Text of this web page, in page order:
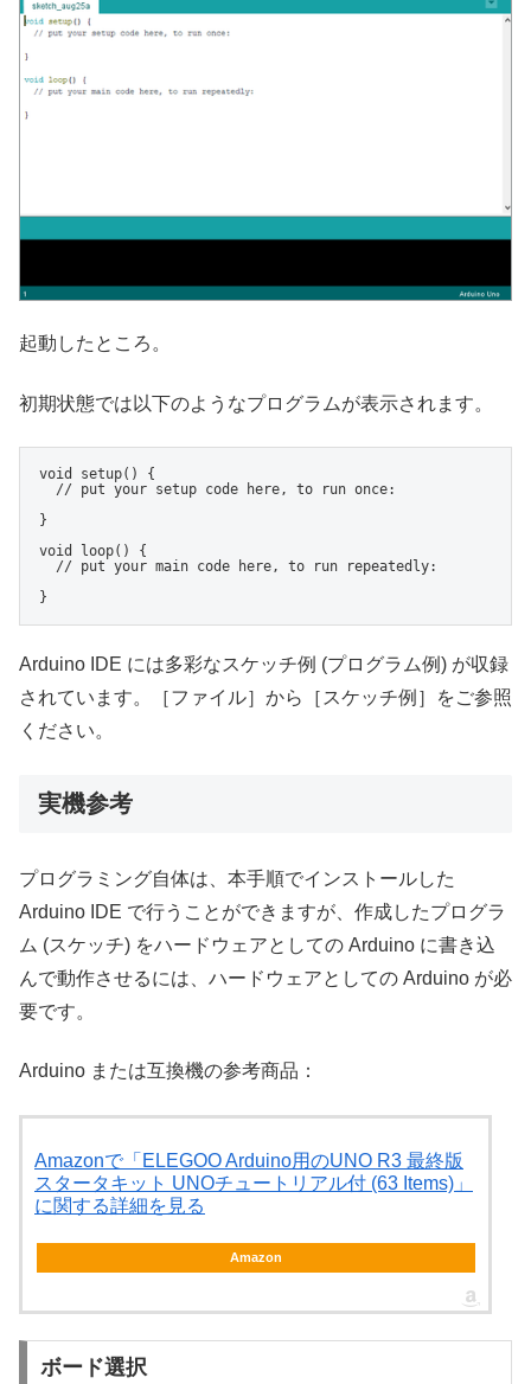
起動したところ。
初期状態では以下のようなプログラムが表示されます。
void setup() {
  // put your setup code here, to run once:
}
void loop() {
  // put your main code here, to run repeatedly:
}
Arduino IDE には多彩なスケッチ例 (プログラム例) が収録
されています。［ファイル］から［スケッチ例］をご参照
ください。
実機参考
プログラミング自体は、本手順でインストールした
Arduino IDE で行うことができますが、作成したプログラ
ム (スケッチ) をハードウェアとしての Arduino に書き込
んで動作させるには、ハードウェアとしての Arduino が必
要です。
Arduino または互換機の参考商品：
Amazonで「ELEGOO Arduino用のUNO R3 最終版
スタータキット UNOチュートリアル付 (63 Items)」
に関する詳細を見る
Amazon
ボード選択